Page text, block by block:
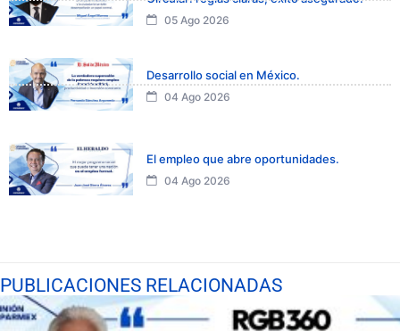
05 Ago 2026
Desarrollo social en México.
04 Ago 2026
El empleo que abre oportunidades.
04 Ago 2026
PUBLICACIONES RELACIONADAS